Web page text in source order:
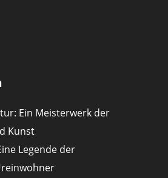
Ein Meisterwerk der
Kunst
Legende der